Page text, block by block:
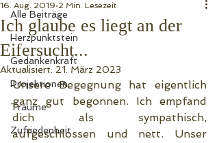
Alle Beiträge
Herzpunktstein
Gedankenkraft
Projektionen
Träume
Zufriedenheit
Ich glaube es liegt an der
Eifersucht...
16. Aug. 2019 2 Min. Lesezeit
Aktualisiert: 21. März 2023
Unsere Begegnung hat eigentlich
ganz gut begonnen. Ich empfand
dich als sympathisch,
aufgeschlossen und nett. Unser